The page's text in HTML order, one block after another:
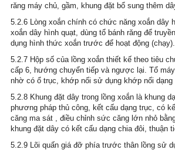
răng máy chủ, gầm, khung đặt bổ sung thêm
5.2.6 Lòng xoắn chính có chức năng xoắn dây
xoắn dây hình quạt, dùng tổ bánh răng để
dụng hình thức xoắn trước để hoạt động (chạy).
5.2.7 Hộp số của lồng xoắn thiết kế theo tiêu
cấp 6, hướng chuyển tiếp và ngược lại. Tổ
nhờ có ổ trục, khớp nối sử dụng khớp nối dạng
5.2.8 Khung đặt dây trong lồng xoắn là khung
phương pháp thủ công, kết cấu dạng trục, có
căng ma sát , điều chỉnh sức căng lớn nhỏ
khung đặt dây có kết cấu dạng chia đôi, thuận
5.2.9 Lõi quấn giá đỡ phía trước thân lồng sử